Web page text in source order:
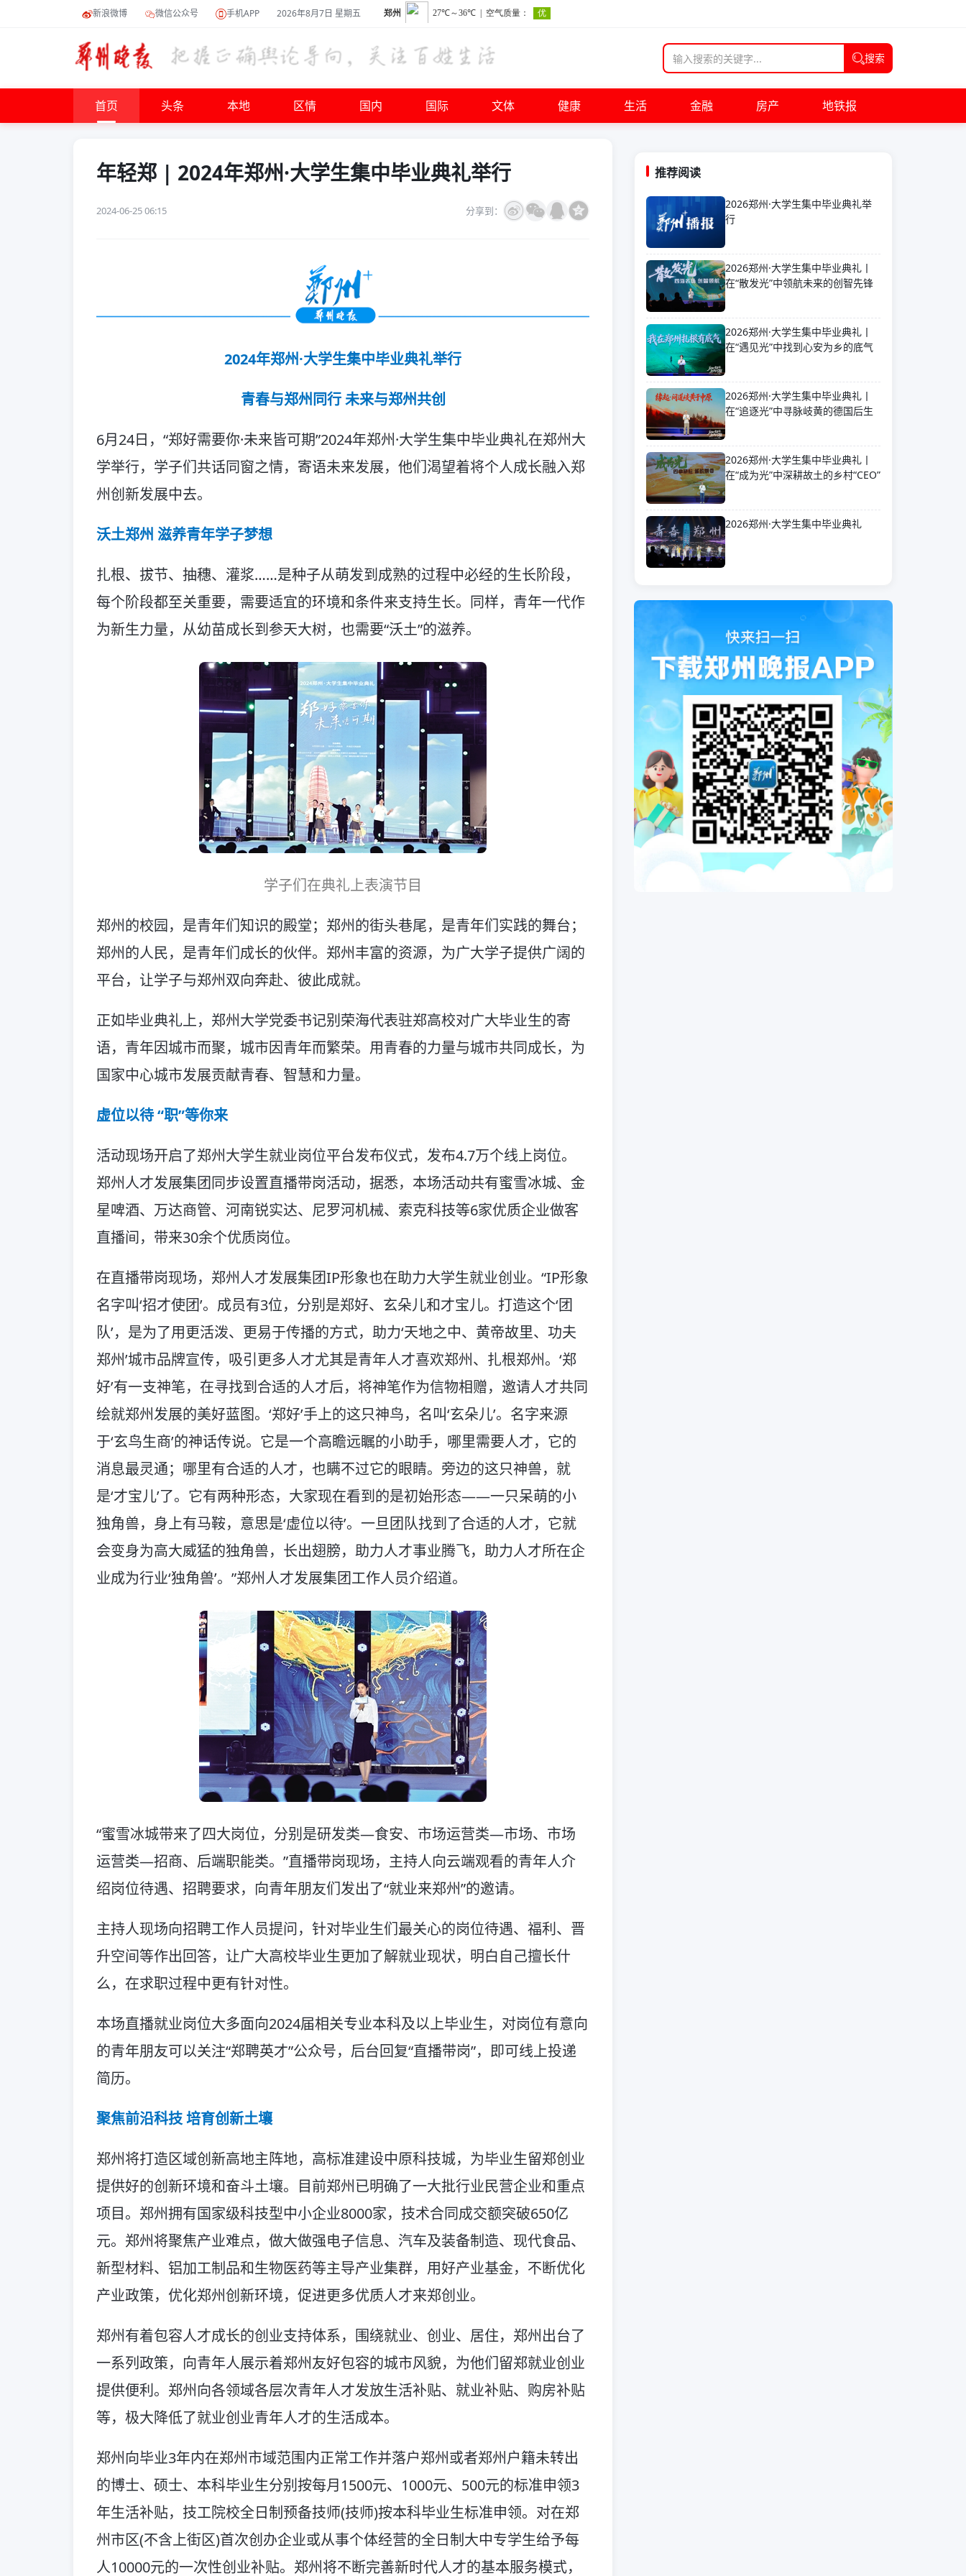
新浪微博 微信公众号 手机APP 2026年8月7日 星期五
搜索
首页 头条 本地 区情 国内 国际 文体 健康 生活 金融 房产 地铁报
年轻郑 | 2024年郑州·大学生集中毕业典礼举行
2024-06-25 06:15 分享到：
2024年郑州·大学生集中毕业典礼举行
青春与郑州同行 未来与郑州共创
6月24日，“郑好需要你·未来皆可期”2024年郑州·大学生集中毕业典礼在郑州大
学举行，学子们共话同窗之情，寄语未来发展，他们渴望着将个人成长融入郑
州创新发展中去。
沃土郑州 滋养青年学子梦想
扎根、拔节、抽穗、灌浆……是种子从萌发到成熟的过程中必经的生长阶段，
每个阶段都至关重要，需要适宜的环境和条件来支持生长。同样，青年一代作
为新生力量，从幼苗成长到参天大树，也需要“沃土”的滋养。
学子们在典礼上表演节目
郑州的校园，是青年们知识的殿堂；郑州的街头巷尾，是青年们实践的舞台；
郑州的人民，是青年们成长的伙伴。郑州丰富的资源，为广大学子提供广阔的
平台，让学子与郑州双向奔赴、彼此成就。
正如毕业典礼上，郑州大学党委书记别荣海代表驻郑高校对广大毕业生的寄
语，青年因城市而聚，城市因青年而繁荣。用青春的力量与城市共同成长，为
国家中心城市发展贡献青春、智慧和力量。
虚位以待 “职”等你来
活动现场开启了郑州大学生就业岗位平台发布仪式，发布4.7万个线上岗位。
郑州人才发展集团同步设置直播带岗活动，据悉，本场活动共有蜜雪冰城、金
星啤酒、万达商管、河南锐实达、尼罗河机械、索克科技等6家优质企业做客
直播间，带来30余个优质岗位。
在直播带岗现场，郑州人才发展集团IP形象也在助力大学生就业创业。“IP形象
名字叫‘招才使团’。成员有3位，分别是郑好、玄朵儿和才宝儿。打造这个‘团
队’，是为了用更活泼、更易于传播的方式，助力‘天地之中、黄帝故里、功夫
郑州’城市品牌宣传，吸引更多人才尤其是青年人才喜欢郑州、扎根郑州。‘郑
好’有一支神笔，在寻找到合适的人才后，将神笔作为信物相赠，邀请人才共同
绘就郑州发展的美好蓝图。‘郑好’手上的这只神鸟，名叫‘玄朵儿’。名字来源
于‘玄鸟生商’的神话传说。它是一个高瞻远瞩的小助手，哪里需要人才，它的
消息最灵通；哪里有合适的人才，也瞒不过它的眼睛。旁边的这只神兽，就
是‘才宝儿’了。它有两种形态，大家现在看到的是初始形态——一只呆萌的小
独角兽，身上有马鞍，意思是‘虚位以待’。一旦团队找到了合适的人才，它就
会变身为高大威猛的独角兽，长出翅膀，助力人才事业腾飞，助力人才所在企
业成为行业‘独角兽’。”郑州人才发展集团工作人员介绍道。
“蜜雪冰城带来了四大岗位，分别是研发类—食安、市场运营类—市场、市场
运营类—招商、后端职能类。”直播带岗现场，主持人向云端观看的青年人介
绍岗位待遇、招聘要求，向青年朋友们发出了“就业来郑州”的邀请。
主持人现场向招聘工作人员提问，针对毕业生们最关心的岗位待遇、福利、晋
升空间等作出回答，让广大高校毕业生更加了解就业现状，明白自己擅长什
么，在求职过程中更有针对性。
本场直播就业岗位大多面向2024届相关专业本科及以上毕业生，对岗位有意向
的青年朋友可以关注“郑聘英才”公众号，后台回复“直播带岗”，即可线上投递
简历。
聚焦前沿科技 培育创新土壤
郑州将打造区域创新高地主阵地，高标准建设中原科技城，为毕业生留郑创业
提供好的创新环境和奋斗土壤。目前郑州已明确了一大批行业民营企业和重点
项目。郑州拥有国家级科技型中小企业8000家，技术合同成交额突破650亿
元。郑州将聚焦产业难点，做大做强电子信息、汽车及装备制造、现代食品、
新型材料、铝加工制品和生物医药等主导产业集群，用好产业基金，不断优化
产业政策，优化郑州创新环境，促进更多优质人才来郑创业。
郑州有着包容人才成长的创业支持体系，围绕就业、创业、居住，郑州出台了
一系列政策，向青年人展示着郑州友好包容的城市风貌，为他们留郑就业创业
提供便利。郑州向各领域各层次青年人才发放生活补贴、就业补贴、购房补贴
等，极大降低了就业创业青年人才的生活成本。
郑州向毕业3年内在郑州市域范围内正常工作并落户郑州或者郑州户籍未转出
的博士、硕士、本科毕业生分别按每月1500元、1000元、500元的标准申领3
年生活补贴，技工院校全日制预备技师(技师)按本科毕业生标准申领。对在郑
州市区(不含上街区)首次创办企业或从事个体经营的全日制大中专学生给予每
人10000元的一次性创业补贴。郑州将不断完善新时代人才的基本服务模式，
推荐阅读
2026郑州·大学生集中毕业典礼举
行
2026郑州·大学生集中毕业典礼丨
在“散发光”中领航未来的创智先锋
2026郑州·大学生集中毕业典礼丨
在“遇见光”中找到心安为乡的底气
2026郑州·大学生集中毕业典礼丨
在“追逐光”中寻脉岐黄的德国后生
2026郑州·大学生集中毕业典礼丨
在“成为光”中深耕故土的乡村“CEO”
2026郑州·大学生集中毕业典礼